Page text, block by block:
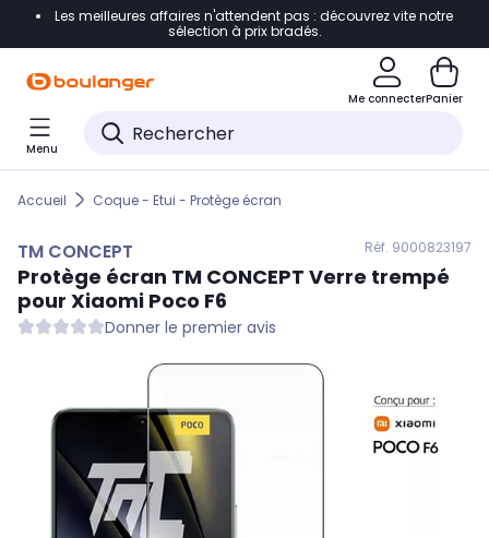
Accéder directement à la navigation
Accéder directement au pied de page
Accéder directement au chatbot
Les meilleures affaires n'attendent pas : découvrez vite notre
sélection à prix bradés.
Me connecterPanier
Menu
Accueil Coque - Etui - Protège écran
TM CONCEPT Réf. 9000823197
Protège écran TM CONCEPT Verre trempé
pour Xiaomi Poco F6
Donner le premier avis